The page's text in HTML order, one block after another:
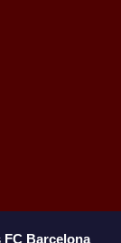
FC Barcelona